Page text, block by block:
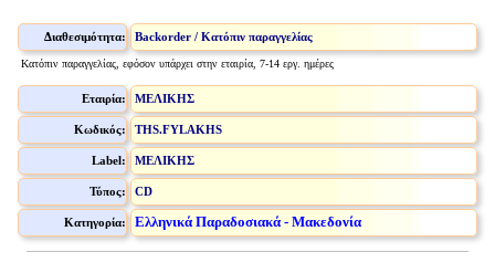
Διαθεσιμότητα: Backorder / Κατόπιν παραγγελίας
Κατόπιν παραγγελίας, εφόσον υπάρχει στην εταιρία, 7-14 εργ. ημέρες
Εταιρία: ΜΕΛΙΚΗΣ
Κωδικός: THS.FYLAKHS
Label: ΜΕΛΙΚΗΣ
Τύπος: CD
Κατηγορία: Ελληνικά Παραδοσιακά - Μακεδονία